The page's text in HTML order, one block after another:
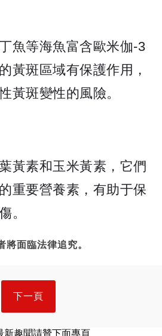
魚等海魚富含歐米伽-3
黃斑區域有保護作用，
黃斑變性的風險。
黃素和玉米黃素，它們
重要營養素，有助于保
。
將面臨法律追究。
下一頁
新趣聞請贊下面專頁